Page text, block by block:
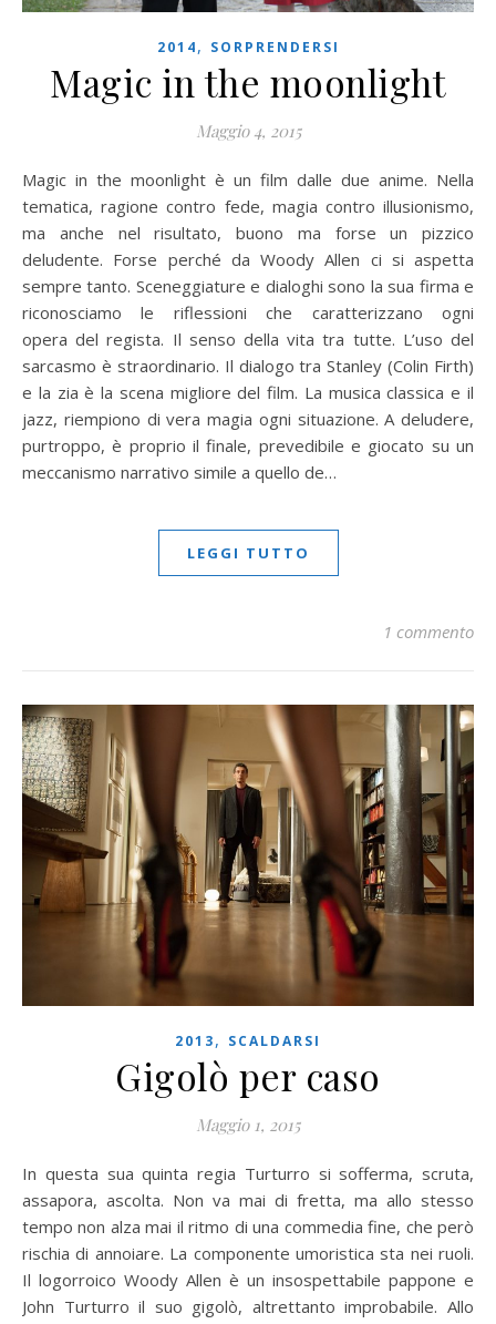
2014, SORPRENDERSI
Magic in the moonlight
Maggio 4, 2015
Magic in the moonlight è un film dalle due anime. Nella
tematica, ragione contro fede, magia contro illusionismo,
ma anche nel risultato, buono ma forse un pizzico
deludente. Forse perché da Woody Allen ci si aspetta
sempre tanto. Sceneggiature e dialoghi sono la sua firma e
riconosciamo le riflessioni che caratterizzano ogni
opera del regista. Il senso della vita tra tutte. L’uso del
sarcasmo è straordinario. Il dialogo tra Stanley (Colin Firth)
e la zia è la scena migliore del film. La musica classica e il
jazz, riempiono di vera magia ogni situazione. A deludere,
purtroppo, è proprio il finale, prevedibile e giocato su un
meccanismo narrativo simile a quello de…
LEGGI TUTTO
1 commento
2013, SCALDARSI
Gigolò per caso
Maggio 1, 2015
In questa sua quinta regia Turturro si sofferma, scruta,
assapora, ascolta. Non va mai di fretta, ma allo stesso
tempo non alza mai il ritmo di una commedia fine, che però
rischia di annoiare. La componente umoristica sta nei ruoli.
Il logorroico Woody Allen è un insospettabile pappone e
John Turturro il suo gigolò, altrettanto improbabile. Allo